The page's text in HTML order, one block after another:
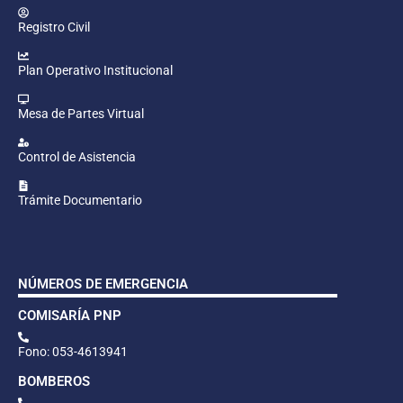
Registro Civil
Plan Operativo Institucional
Mesa de Partes Virtual
Control de Asistencia
Trámite Documentario
NÚMEROS DE EMERGENCIA
COMISARÍA PNP
Fono: 053-4613941
BOMBEROS